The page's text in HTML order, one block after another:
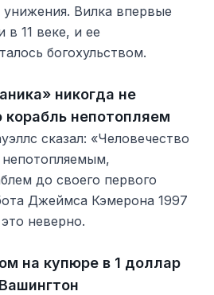
унижения. Вилка впервые
в 11 веке, и ее
богохульством.
никогда не
непотопляем
сказал: «Человечество
непотопляемым,
до своего первого
Джеймса Кэмерона 1997
неверно.
на купюре в 1 доллар